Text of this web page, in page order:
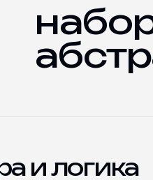
и логика